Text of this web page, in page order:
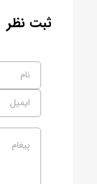
ثبت نظر